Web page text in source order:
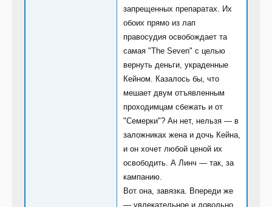
запрещенных препаратах. Их
обоих прямо из лап
правосудия освобождает та
самая "The Seven" с целью
вернуть деньги, украденные
Кейном. Казалось бы, что
мешает двум отъявленным
проходимцам сбежать и от
"Семерки"? Ан нет, нельзя — в
заложниках жена и дочь Кейна,
и он хочет любой ценой их
освободить. А Линч — так, за
кампанию.
Вот она, завязка. Впереди же
— увлекательное и довольно